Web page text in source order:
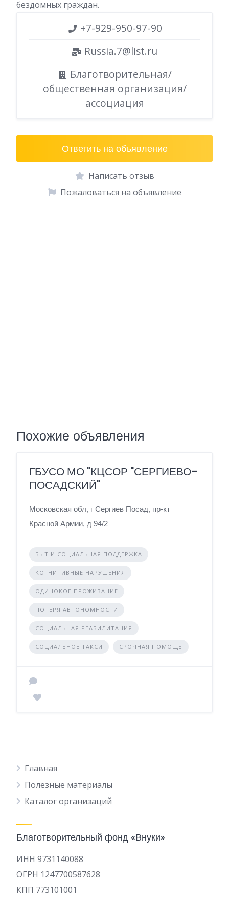
бездомных граждан.
+7-929-950-97-90
Russia.7@list.ru
Благотворительная/
общественная организация/
ассоциация
Ответить на объявление
Написать отзыв
Пожаловаться на объявление
Похожие объявления
ГБУСО МО "КЦСОР "СЕРГИЕВО-
ПОСАДСКИЙ"
Московская обл, г Сергиев Посад, пр-кт
Красной Армии, д 94/2
БЫТ И СОЦИАЛЬНАЯ ПОДДЕРЖКА
КОГНИТИВНЫЕ НАРУШЕНИЯ
ОДИНОКОЕ ПРОЖИВАНИЕ
ПОТЕРЯ АВТОНОМНОСТИ
СОЦИАЛЬНАЯ РЕАБИЛИТАЦИЯ
СОЦИАЛЬНОЕ ТАКСИ СРОЧНАЯ ПОМОЩЬ
Главная
Полезные материалы
Каталог организаций
Благотворительный фонд «Внуки»
ИНН 9731140088
ОГРН 1247700587628
КПП 773101001